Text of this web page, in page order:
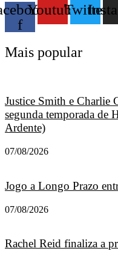
f
YoutubeTwitter
Mais popular
Justice Smith e Charlie
segunda temporada de
Ardente)
07/08/2026
Jogo a Longo Prazo
07/08/2026
Rachel Reid finaliza a